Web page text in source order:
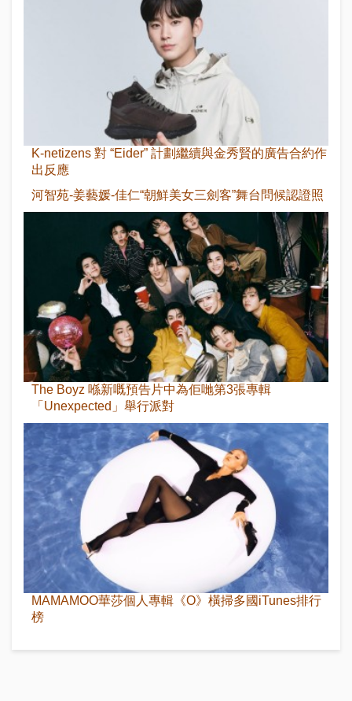
K-netizens 對 “Eider” 計劃繼續與金秀賢的廣告合約作
出反應
河智苑-姜藝媛-佳仁“朝鮮美女三劍客”舞台問候認證照
The Boyz 喺新嘅預告片中為佢哋第3張專輯
「Unexpected」舉行派對
MAMAMOO華莎個人專輯《O》橫掃多國iTunes排行
榜